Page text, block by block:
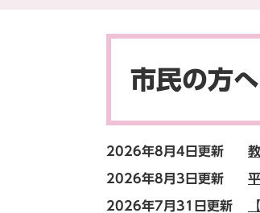
市民の方へ
2026年8月4日更新
2026年8月3日更新
2026年7月31日更新